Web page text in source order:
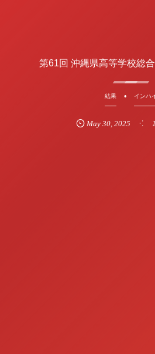
第61回 沖縄県高等学校総
結果 インハ
May 30,2025